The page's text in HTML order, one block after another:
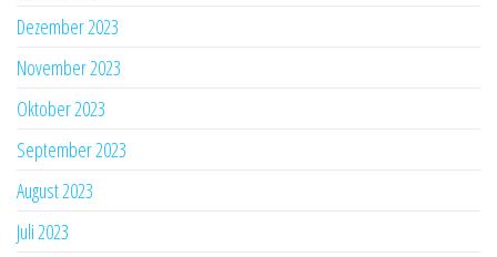
Dezember 2023
November 2023
Oktober 2023
September 2023
August 2023
Juli 2023